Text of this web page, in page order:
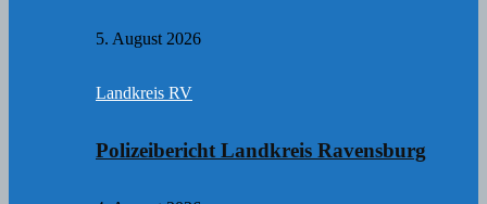
5. August 2026
Landkreis RV
Polizeibericht Landkreis Ravensburg